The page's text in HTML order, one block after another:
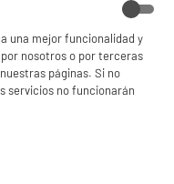
Redmi Watch 5 Lite
18 d
una mejor funcionalidad y
nosotros o por terceras
páginas. Si no
servicios no funcionarán